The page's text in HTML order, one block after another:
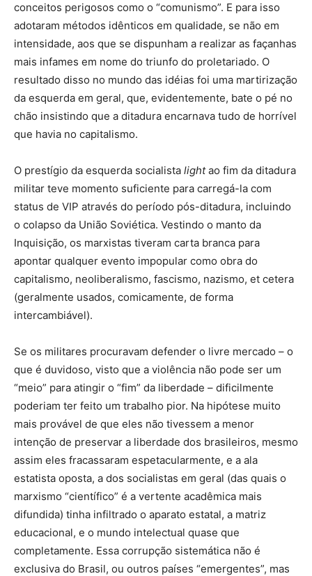
conceitos perigosos como o “comunismo”. E para isso
adotaram métodos idênticos em qualidade, se não em
intensidade, aos que se dispunham a realizar as façanhas
mais infames em nome do triunfo do proletariado. O
resultado disso no mundo das idéias foi uma martirização
da esquerda em geral, que, evidentemente, bate o pé no
chão insistindo que a ditadura encarnava tudo de horrível
que havia no capitalismo.
O prestígio da esquerda socialista lightao fim da ditadura
militar teve momento suficiente para carregá-la com
status de VIP através do período pós-ditadura, incluindo
o colapso da União Soviética. Vestindo o manto da
Inquisição, os marxistas tiveram carta branca para
apontar qualquer evento impopular como obra do
capitalismo, neoliberalismo, fascismo, nazismo, et cetera
(geralmente usados, comicamente, de forma
intercambiável).
Se os militares procuravam defender o livre mercado – o
que é duvidoso, visto que a violência não pode ser um
“meio” para atingir o “fim” da liberdade – dificilmente
poderiam ter feito um trabalho pior. Na hipótese muito
mais provável de que eles não tivessem a menor
intenção de preservar a liberdade dos brasileiros, mesmo
assim eles fracassaram espetacularmente, e a ala
estatista oposta, a dos socialistas em geral (das quais o
marxismo “científico” é a vertente acadêmica mais
difundida) tinha infiltrado o aparato estatal, a matriz
educacional, e o mundo intelectual quase que
completamente. Essa corrupção sistemática não é
exclusiva do Brasil, ou outros países “emergentes”, mas